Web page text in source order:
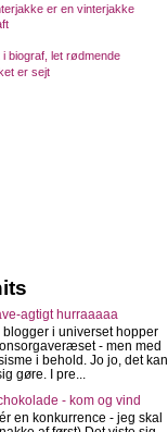
er en vinterjakke
biograf, let rødmende
er sejt
agtigt hurraaaaa
blogger i universet hopper
- men med
i behold. Jo jo, det kan
gøre. I pre...
- kom og vind
en konkurrence - jeg skal